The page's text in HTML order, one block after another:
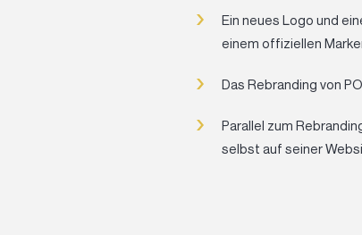
Ein neues Logo und
einem offiziellen
Das Rebranding von
Parallel zum
selbst auf seiner